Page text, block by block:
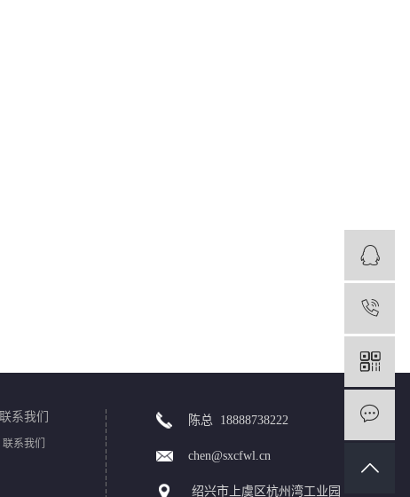
联系我们
联系我们
陈总 18888738222
chen@sxcfwl.cn
绍兴市上虞区杭州湾工业园